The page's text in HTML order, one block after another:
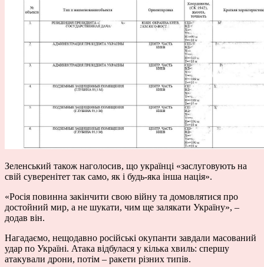
Зеленський також наголосив, що українці «заслуговують на
свій суверенітет так само, як і будь-яка інша нація».
«Росія повинна закінчити свою війну та домовлятися про
достойний мир, а не шукати, чим ще залякати Україну», –
додав він.
Нагадаємо, нещодавно російські окупанти завдали масований
удар по Україні. Атака відбулася у кілька хвиль: спершу
атакували дрони, потім – ракети різних типів.